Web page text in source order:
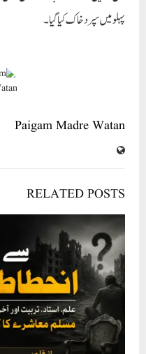
پہلو میں سپرد خاک کیا گیا۔
Paigam Madre Watan
RELATED POSTS